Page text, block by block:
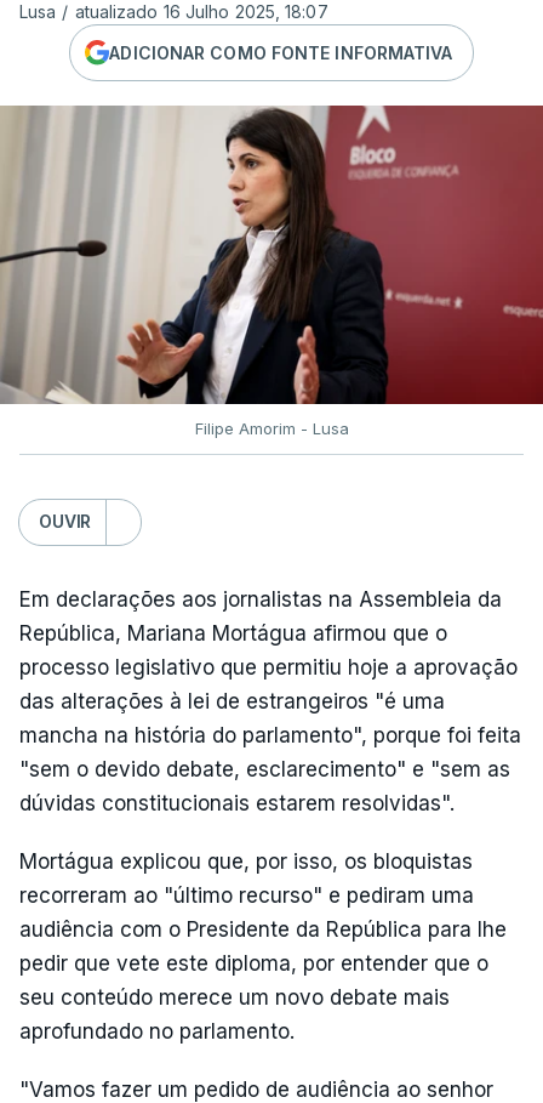
Lusa / atualizado 16 Julho 2025, 18:07
ADICIONAR COMO FONTE INFORMATIVA
Filipe Amorim - Lusa
OUVIR
Em declarações aos jornalistas na Assembleia da
República, Mariana Mortágua afirmou que o
processo legislativo que permitiu hoje a aprovação
das alterações à lei de estrangeiros "é uma
mancha na história do parlamento", porque foi feita
"sem o devido debate, esclarecimento" e "sem as
dúvidas constitucionais estarem resolvidas".
Mortágua explicou que, por isso, os bloquistas
recorreram ao "último recurso" e pediram uma
audiência com o Presidente da República para lhe
pedir que vete este diploma, por entender que o
seu conteúdo merece um novo debate mais
aprofundado no parlamento.
"Vamos fazer um pedido de audiência ao senhor